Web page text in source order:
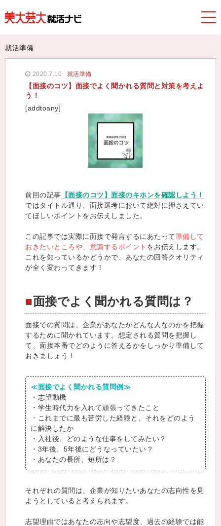
美大芸大就活ナビ>TOPICS
> 【面接のコツ】面接で
就活準備
2020.7.10 就活準備
【面接のコツ】面接でよく聞かれる質問と対策を考えよ
う！
[addtoany]
前回の記事 【面接のコツ】面接のキホンを確認しよう！
ではタイトル通り、面接選考において絶対に押さえてい
てほしいポイントをお伝えしました。
この記事では実際に面接で発言するにあたって準備して
おきたいところや、意識するポイント をお伝えします。
これを知っているかどうかで、あなたの回答クオリティ
が全く変わってきます！
面接でよく聞かれる質問は？
面接での質問は、企業があなたがどんな人なのかを把握
するために聞かれています。想定される質問を把握し
て、面接本番でどのように答えるかをしっかり準備して
おきましょう！
≪面接でよく聞かれる質問例≫
・志望動機
・学生時代力を入れて頑張ってきたこと
・これまでに最も苦労した経験と、それをどのよう
に解決したか
・入社後、どのような仕事をしてみたい？
・3年後、5年後にどうなっていたい？
・あなたの長所、短所は？
それぞれの質問は、企業が知りたいあなたの志向性を見
ようとしていると考えられます。
志望理由ではあなたの志向や志望度、過去の経験では能